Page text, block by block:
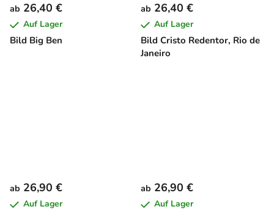
Bild Big Ben
ab 26,40 €
Auf Lager
Bild Cristo Redentor, Rio de
Janeiro
ab 26,40 €
Auf Lager
ab 26,90 €
Auf Lager
ab 26,90 €
Auf Lager